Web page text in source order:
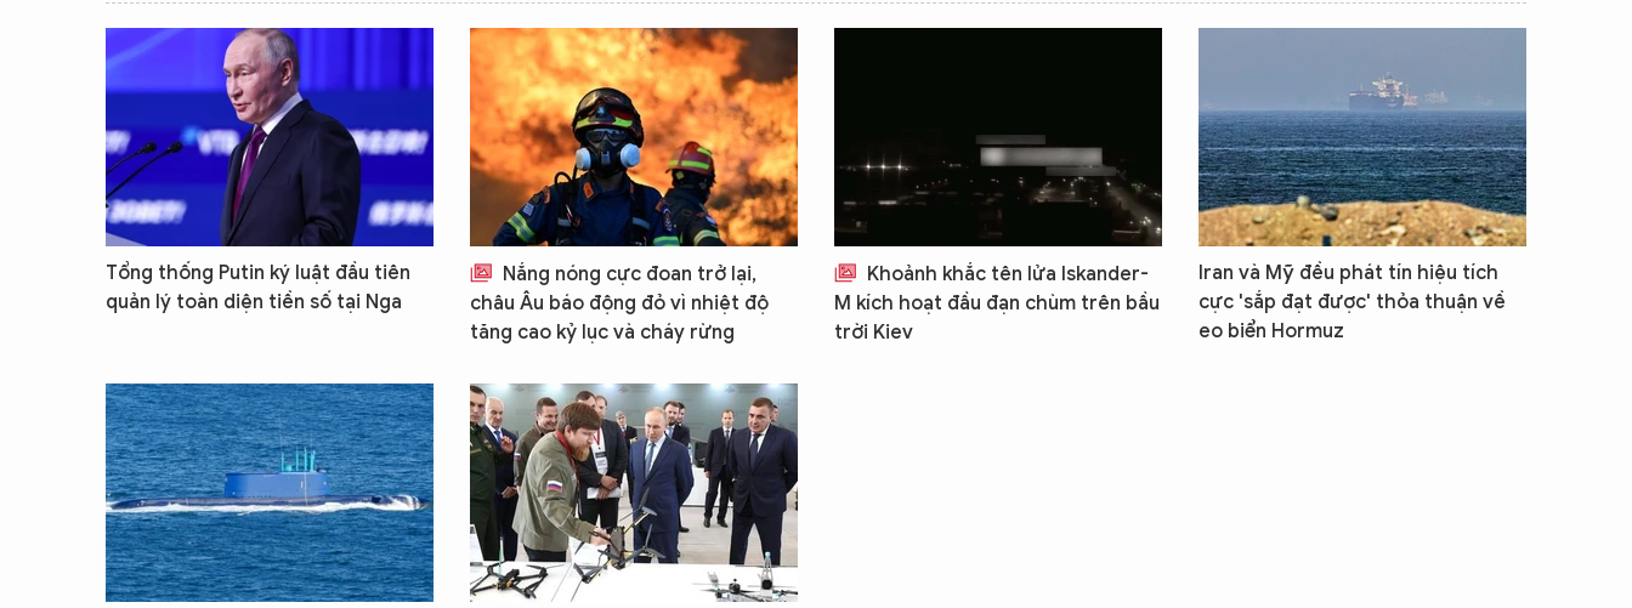
Tổng thống Putin ký luật đầu tiên
quản lý toàn diện tiền số tại Nga
Nắng nóng cực đoan trở lại,
châu Âu báo động đỏ vì nhiệt độ
tăng cao kỷ lục và cháy rừng
Khoảnh khắc tên lửa Iskander-
M kích hoạt đầu đạn chùm trên bầu
trời Kiev
Iran và Mỹ đều phát tín hiệu tích
cực 'sắp đạt được' thỏa thuận về
eo biển Hormuz